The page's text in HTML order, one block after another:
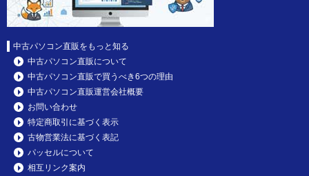
中古パソコン直販をもっと知る
中古パソコン直販について
中古パソコン直販で買うべき6つの理由
中古パソコン直販運営会社概要
お問い合わせ
特定商取引に基づく表示
古物営業法に基づく表記
パッセルについて
相互リンク案内